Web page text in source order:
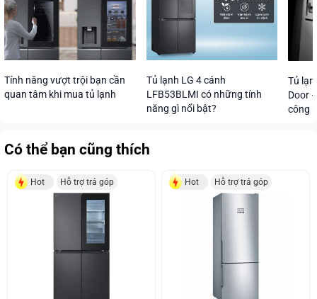
Tính năng vượt trội bạn cần
quan tâm khi mua tủ lạnh
Tủ lạnh LG 4 cánh
LFB53BLMI có những tính
năng gì nổi bật?
Tủ
Door
công
Có thể bạn cũng thích
Hot Hỗ trợ trả góp Hot Hỗ trợ trả góp